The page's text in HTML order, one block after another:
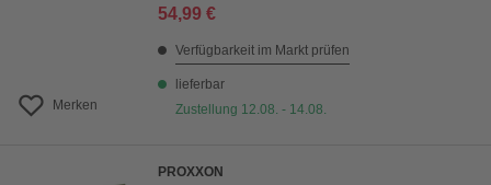
Merken
54,99 €
Verfügbarkeit im Markt prüfen
lieferbar
Zustellung 12.08. - 14.08.
PROXXON